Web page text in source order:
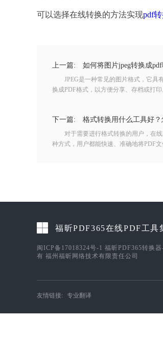
可以选择在线转换的方法实现pdf
上一篇: 如何将图片jpeg转换成
JPEG是一种常见的图片格式，它具有
换成PDF格式，以方便分享、存档或打印
下一篇: 格式转换用什么工具好
对于需要进行格式转换的用户，在线
种方式，用户都能快速、准确地将PDF文
福昕PDF365在线PDF工具
闽ICP备17018324号-1 福昕PDF365转换
有 福州福昕网络技术有限责任公司
友情链接: 专业翻译